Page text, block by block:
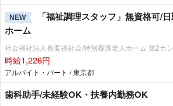
NEW
「福祉調理スタッフ」無資格可/
ホーム
社会福祉法人長淵福祉会/特別養護老人ホーム 第2カ
時給1,226円
アルバイト・パート / 東京都
歯科助手/未経験OK・扶養内勤務OK